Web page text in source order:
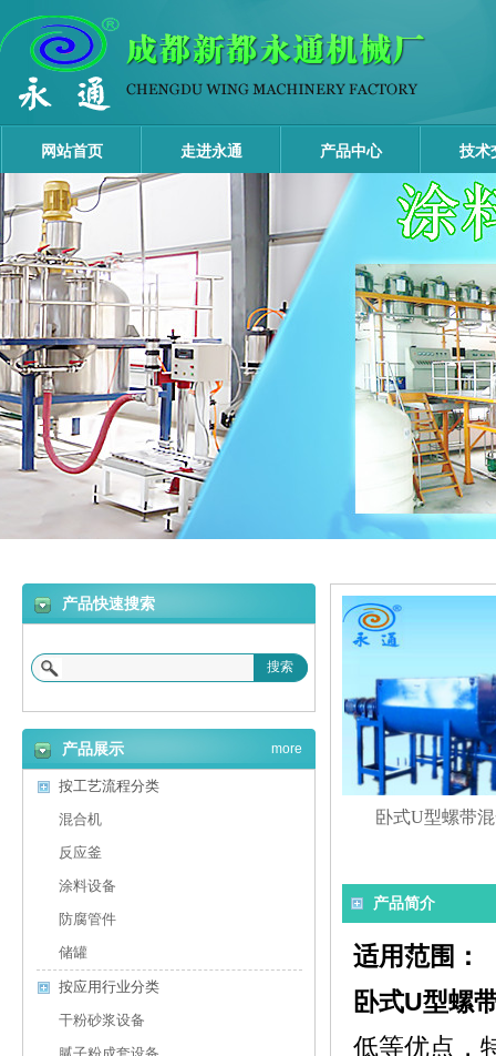
网站首页 走进永通 产品中心 技术
卧式U型螺带
产品简介
适用范围：
卧式U型螺
低等优点，
产品快速搜索
搜索
产品展示
按工艺流程分类
混合机
反应釜
涂料设备
防腐管件
储罐
按应用行业分类
干粉砂浆设备
more